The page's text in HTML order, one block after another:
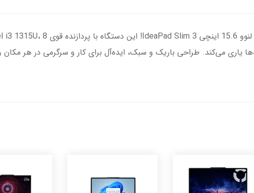
یاری می‌کند. طراحی باریک و سبک، ایده‌آل برای کار و سرگرمی در هر